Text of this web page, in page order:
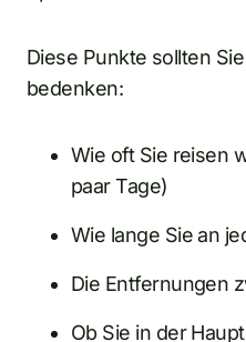
Diese Punkte sollten
bedenken:
Wie oft Sie reisen
paar Tage)
Wie lange Sie an
Die Entfernungen
Ob Sie in der